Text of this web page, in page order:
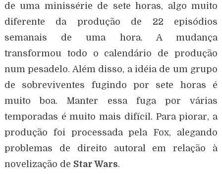
de uma minissérie de sete horas, algo muito
diferente da produção de 22 episódios
semanais de uma hora. A mudança
transformou todo o calendário de produção
num pesadelo. Além disso, a idéia de um grupo
de sobreviventes fugindo por sete horas é
muito boa. Manter essa fuga por várias
temporadas é muito mais difícil. Para piorar, a
produção foi processada pela Fox, alegando
problemas de direito autoral em relação à
novelização de Star Wars.